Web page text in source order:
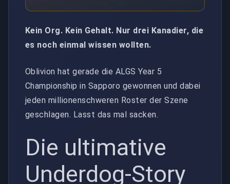
Kein Org. Kein Gehalt. Nur drei Kanadier, die
es noch einmal wissen wollten.
Oblivion hat gerade die ALGS Year 5
Championship in Sapporo gewonnen und dabei
jeden millionenschweren Roster der Szene
geschlagen. Lasst das mal sacken.
Die ultimative
Underdog-Story